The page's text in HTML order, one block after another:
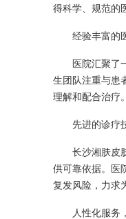
得科学、规范的
经验丰富的
医院汇聚了
生团队注重与患
理解和配合治疗。
先进的诊疗
长沙湘肤皮
供可靠依据。医
复发风险，力求
人性化服务